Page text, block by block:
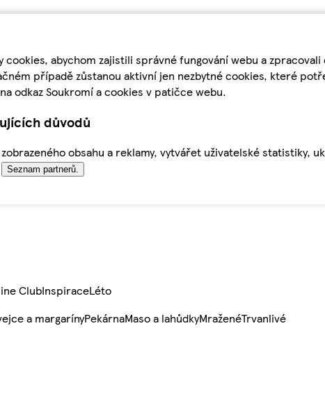
abychom zajistili správné fungování webu a
případě zůstanou aktivní jen nezbytné cookies, které
odkaz Soukromí a cookies v patičce webu.
důvodů
obsahu a reklamy, vytvářet uživatelské statistiky,
Seznam partnerů.
ClubInspiraceLéto
a margarínyPekárnaMaso a lahůdkyMraženéTrvanlivé